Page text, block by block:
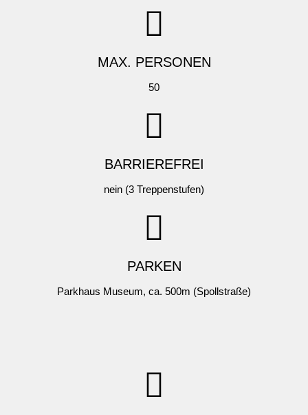
MAX. PERSONEN
50
BARRIEREFREI
nein (3 Treppenstufen)
PARKEN
Parkhaus Museum, ca. 500m (Spollstraße)